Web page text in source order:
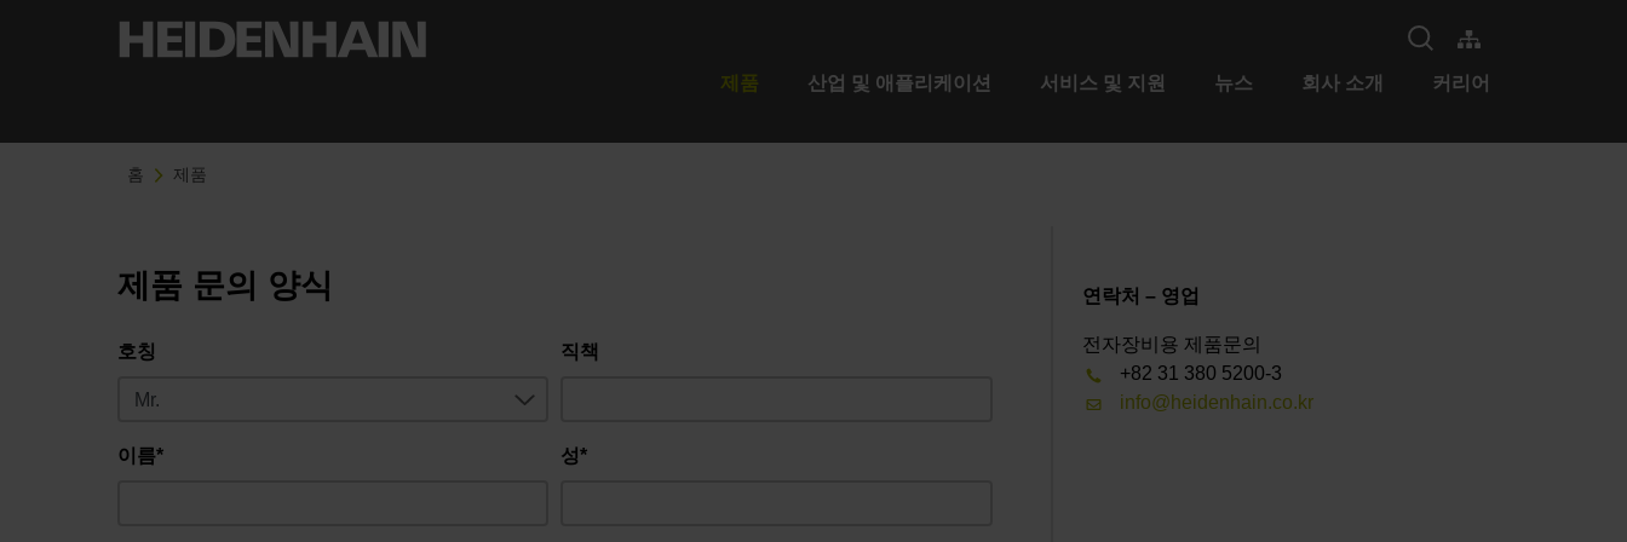
제품 산업 및 애플리케이션 서비스 및 지원 뉴스 회사 소개 커리어
홈 제품
제품 문의 양식
호칭 직책
이름* 성*
연락처 – 영업
전자장비용 제품문의
+82 31 380 5200-3
info@heidenhain.co.kr